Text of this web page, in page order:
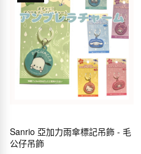
Sanrio 亞加力雨傘標記吊飾 - 毛
公仔吊飾